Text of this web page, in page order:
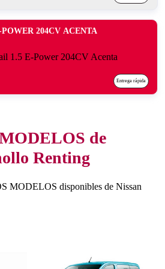
204CV ACENTA
Entrega rápida
de
Renting
MODELOS disponibles de Nissan